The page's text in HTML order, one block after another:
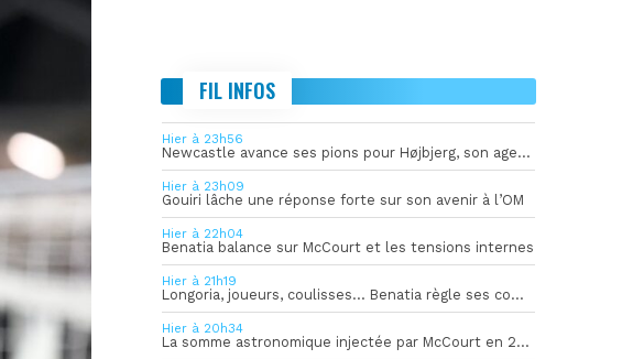
FIL INFOS
Hier à 23h56
Newcastle avance ses pions pour Højbjerg, son agent sort du silence
Hier à 23h09
Gouiri lâche une réponse forte sur son avenir à l’OM
Hier à 22h04
Benatia balance sur McCourt et les tensions internes
Hier à 21h19
Longoria, joueurs, coulisses… Benatia règle ses comptes !
Hier à 20h34
La somme astronomique injectée par McCourt en 2026 pour soutenir l’OM